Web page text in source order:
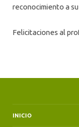
reconocimiento a
Felicitaciones al
INICIO